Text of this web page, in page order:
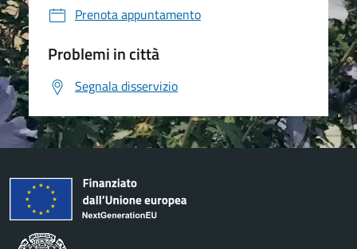
Prenota appuntamento
Problemi in città
Segnala disservizio